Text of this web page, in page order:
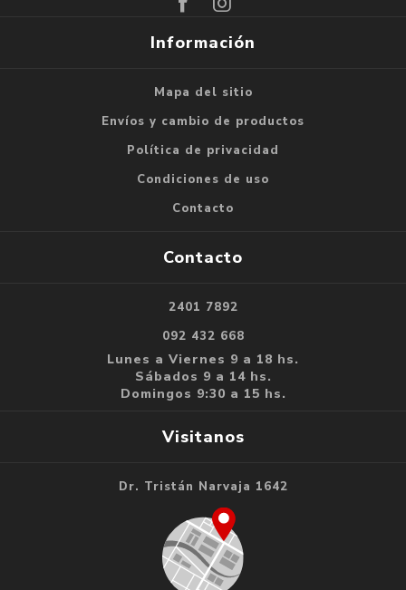
Información
Mapa del sitio
Envíos y cambio de productos
Política de privacidad
Condiciones de uso
Contacto
Contacto
2401 7892
092 432 668
Lunes a Viernes 9 a 18 hs.
Sábados 9 a 14 hs.
Domingos 9:30 a 15 hs.
Visitanos
Dr. Tristán Narvaja 1642